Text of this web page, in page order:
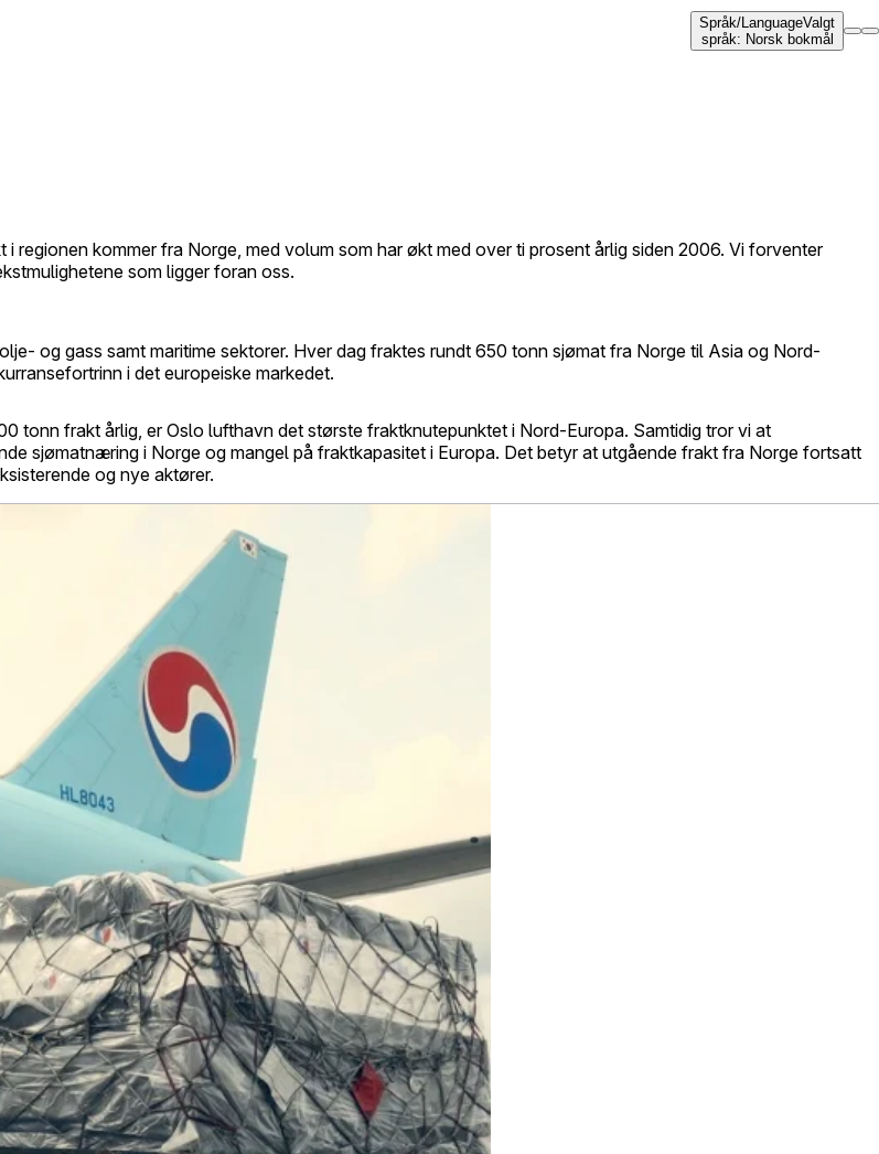
Språk/LanguageValgt
språk: Norsk bokmål
kommer fra Norge, med volum som har økt med over ti prosent årlig siden 2006. Vi forventer
som ligger foran oss.
og gass samt maritime sektorer. Hver dag fraktes rundt 650 tonn sjømat fra Norge til Asia og Nord-
i det europeiske markedet.
tonn frakt årlig, er Oslo lufthavn det største fraktknutepunktet i Nord-Europa. Samtidig tror vi at
sjømatnæring i Norge og mangel på fraktkapasitet i Europa. Det betyr at utgående frakt fra Norge fortsatt
og nye aktører.